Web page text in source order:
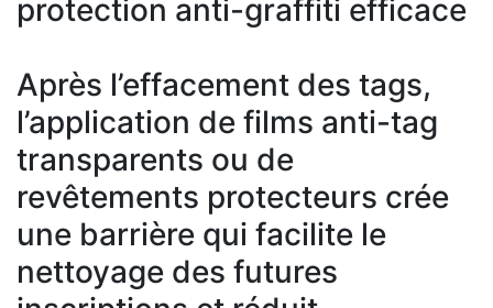
protection anti-graffiti efficace
Après l’effacement des tags,
l’application de films anti-tag
transparents ou de
revêtements protecteurs crée
une barrière qui facilite le
nettoyage des futures